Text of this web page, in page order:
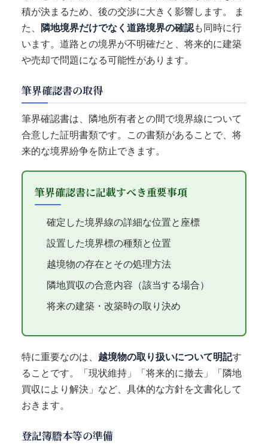
積が決まるため、後の交渉に大きく影響します。 ま
た、 隣地境界だけでなく道路境界の確認も同時に行
います。道路との境界が不明確だと、将来的に建築
や売却で問題になる可能性があります。
筆界確認書の取得
筆界確認書は、隣地所有者との間で境界線について
合意した証明書類です。この書類があることで、将
来的な境界紛争を防止できます。
筆界確認書に記載すべき重要事項
確定した境界線の詳細な位置と座標
設置した境界標の種類と位置
越境物の存在とその処理方法
隣地買収の合意内容（該当する場合）
将来の建築・改築時の取り決め
特に重要なのは、 越境物の取り扱いについて明記す
ることです。「現状維持」「将来的に撤去」「隣地
買収により解決」など、具体的な方針を文書化して
おきます。
登記簿謄本等の準備